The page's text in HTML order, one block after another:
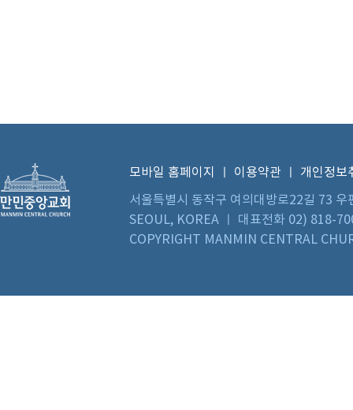
모바일 홈페이지 이용약관
개인정보
서울특별시 동작구 여의대방로22길 73
SEOUL, KOREA ㅣ 대표전화 02) 818-
COPYRIGHT MANMIN CENTRAL